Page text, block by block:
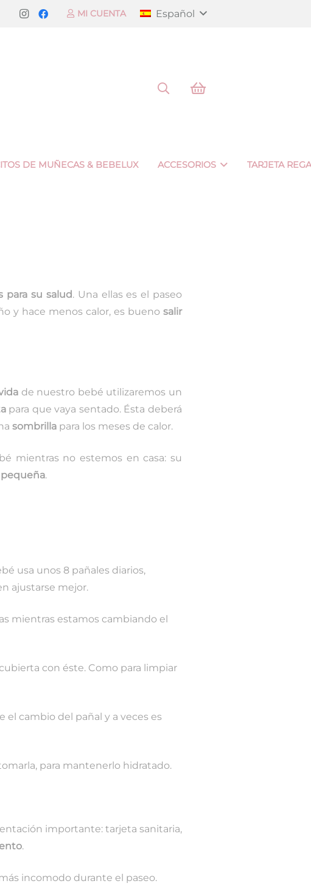
MI CUENTA Español
DE MUÑECAS & BEBELUX ACCESORIOS TARJETA
para su salud. Una ellas es el paseo
y hace menos calor, es bueno salir
de nuestro bebé utilizaremos un
para que vaya sentado. Ésta deberá
sombrilla para los meses de calor.
mientras no estemos en casa: su
.
usa unos 8 pañales diarios,
ajustarse mejor.
mientras estamos cambiando el
con éste. Como para limpiar
el cambio del pañal y a veces es
para mantenerlo hidratado.
importante: tarjeta sanitaria,
.
incomodo durante el paseo.